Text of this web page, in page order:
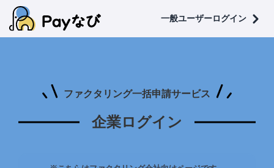
一般ユーザーログイン
ファクタリング一括申請サービス
企業ログイン